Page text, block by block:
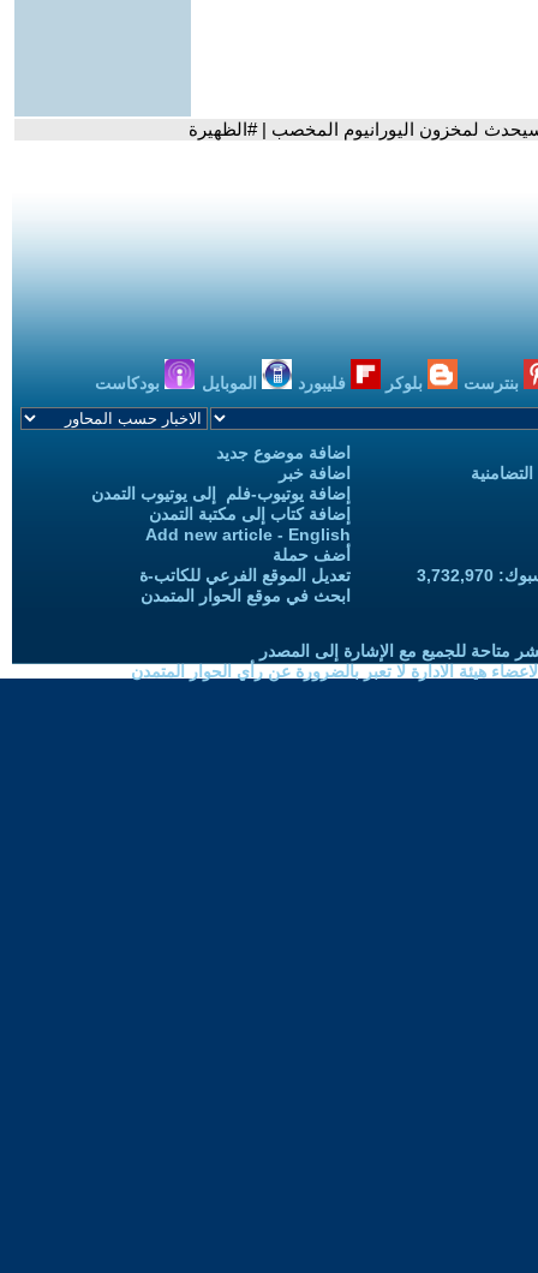
سيحدث لمخزون اليورانيوم المخصب | #الظهيرة
بنترست بلوكر فليبورد الموبايل بودكاست
اضافة موضوع جديد
اضافة خبر
إضافة يوتيوب-فلم إلى يوتيوب التمدن
إضافة كتاب إلى مكتبة التمدن
Add new article - English
أضف حملة
تعديل الموقع الفرعي للكاتب-ة
ابحث في موقع الحوار المتمدن
متاحة للجميع مع الإشارة إلى المصدر
هيئة الادارة لا تعبر بالضرورة عن رأي الحوار المتمدن